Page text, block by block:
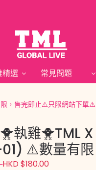
精選 常見問題
，售完即止⚠️只限網站下單⚠️
🐥執雞🐥TML
01) ⚠️數量有
HKD $180.00